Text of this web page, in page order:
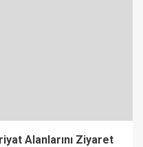
Alanlarını Ziyaret